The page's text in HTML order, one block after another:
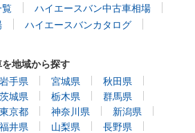
ハイエースバン中古車相場
ハイエースバンカタログ
地域から探す
岩手県 宮城県
秋田県
茨城県 栃木県
群馬県
東京都 神奈川県
新潟県
福井県 山梨県
長野県